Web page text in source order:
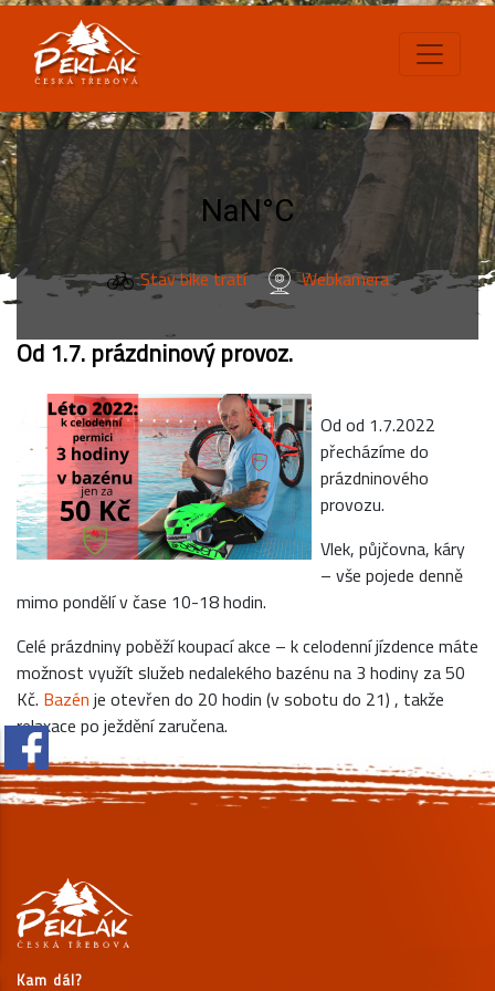
Stav bike tratí Webkamera
Od 1.7. prázdninový provoz.
Od od 1.7.2022
přecházíme do
prázdninového
provozu.
Vlek, půjčovna, káry
– vše pojede denně
mimo pondělí v čase 10-18 hodin.
Celé prázdniny poběží koupací akce – k celodenní jízdence máte
možnost využít služeb nedalekého bazénu na 3 hodiny za 50
Kč. Bazén je otevřen do 20 hodin (v sobotu do 21) , takže
relaxace po ježdění zaručena.
Kam dál?